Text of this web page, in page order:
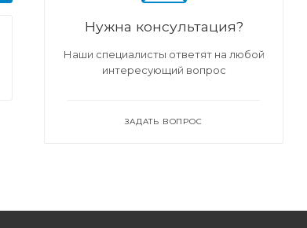
Нужна консультация?
Наши специалисты ответят на любой
интересующий вопрос
ЗАДАТЬ ВОПРОС